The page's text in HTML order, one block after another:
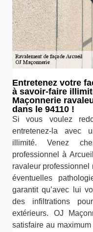
Entretenez votre
à savoir-faire
Maçonnerie
dans le 94110 !
Si vous voulez
entretenez-la avec
illimité. Venez
professionnel à
ravaleur professionnel
éventuelles
garantit qu’avec lui
des infiltrations
extérieurs. OJ
satisfaire au